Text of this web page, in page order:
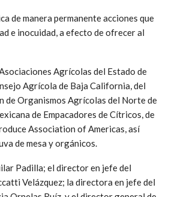
de manera permanente acciones que
e inocuidad, a efecto de ofrecer al
Agrícolas del Estado de
Agrícola de Baja California, del
de Organismos Agrícolas del Norte de
de Empacadores de Cítricos, de
Association of Americas, así
de mesa y orgánicos.
Padilla; el director en jefe del
Velázquez; la directora en jefe del